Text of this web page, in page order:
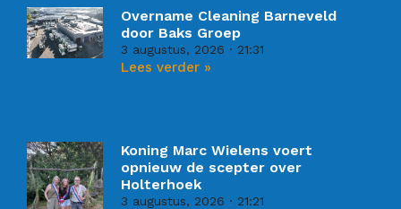
Overname Cleaning Barneveld
door Baks Groep
3 augustus, 2026 21:31
Lees verder »
Koning Marc Wielens voert
opnieuw de scepter over
Holterhoek
3 augustus, 2026 21:21